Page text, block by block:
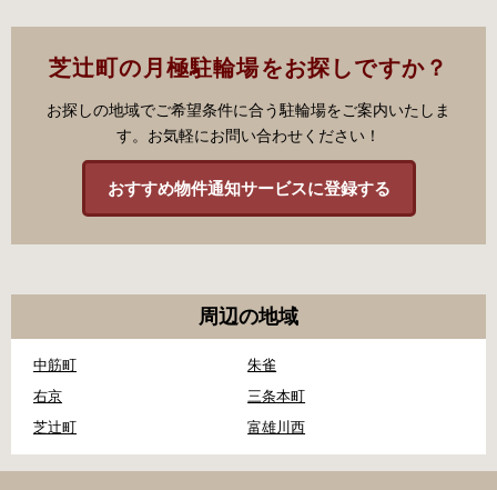
芝辻町の月極駐輪場をお探しですか？
お探しの地域でご希望条件に合う駐輪場をご案内いたしま
す。お気軽にお問い合わせください！
おすすめ物件通知サービスに登録する
周辺の地域
中筋町
朱雀
右京
三条本町
芝辻町
富雄川西